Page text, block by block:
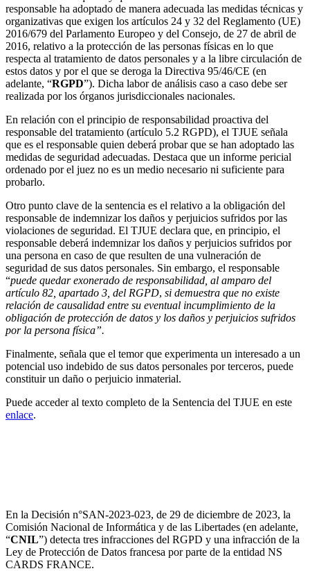
responsable ha adoptado de manera adecuada las medidas técnicas y
organizativas que exigen los artículos 24 y 32 del Reglamento (UE)
2016/679 del Parlamento Europeo y del Consejo, de 27 de abril de
2016, relativo a la protección de las personas físicas en lo que
respecta al tratamiento de datos personales y a la libre circulación de
estos datos y por el que se deroga la Directiva 95/46/CE (en
adelante, “RGPD”). Dicha labor de análisis caso a caso debe ser
realizada por los órganos jurisdiccionales nacionales.
En relación con el principio de responsabilidad proactiva del
responsable del tratamiento (artículo 5.2 RGPD), el TJUE señala
que es el responsable quien deberá probar que se han adoptado las
medidas de seguridad adecuadas. Destaca que un informe pericial
ordenado por el juez no es un medio necesario ni suficiente para
probarlo.
Otro punto clave de la sentencia es el relativo a la obligación del
responsable de indemnizar los daños y perjuicios sufridos por las
violaciones de seguridad. El TJUE declara que, en principio, el
responsable deberá indemnizar los daños y perjuicios sufridos por
una persona en caso de que resulten de una vulneración de
seguridad de sus datos personales. Sin embargo, el responsable
“puede quedar exonerado de responsabilidad, al amparo del
artículo 82, apartado 3, del RGPD, si demuestra que no existe
relación de causalidad entre su eventual incumplimiento de la
obligación de protección de datos y los daños y perjuicios sufridos
por la persona física”.
Finalmente, señala que el temor que experimenta un interesado a un
potencial uso indebido de sus datos personales por terceros, puede
constituir un daño o perjuicio inmaterial.
Puede acceder al texto completo de la Sentencia del TJUE en este
enlace.
En la Decisión n°SAN-2023-023, de 29 de diciembre de 2023, la
Comisión Nacional de Informática y de las Libertades (en adelante,
“CNIL”) detecta tres infracciones del RGPD y una infracción de la
Ley de Protección de Datos francesa por parte de la entidad NS
CARDS FRANCE.